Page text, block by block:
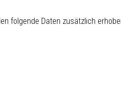
folgende Daten zusätzlich